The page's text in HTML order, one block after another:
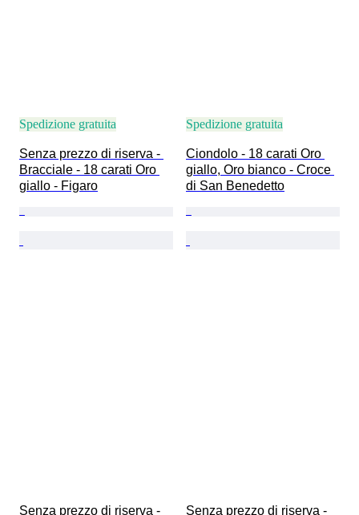
Spedizione gratuita
Senza prezzo di riserva -
Bracciale - 18 carati Oro
giallo - Figaro
Spedizione gratuita
Ciondolo - 18 carati Oro
giallo, Oro bianco - Croce
di San Benedetto
Senza prezzo di riserva - Senza prezzo di riserva -